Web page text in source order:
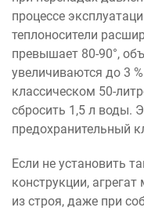
процессе
теплоносители
превышает 80-90°,
увеличиваются до 3
классическом 50-
сбросить 1,5 л воды.
предохранительный
Если не установить
конструкции,
из строя, даже при